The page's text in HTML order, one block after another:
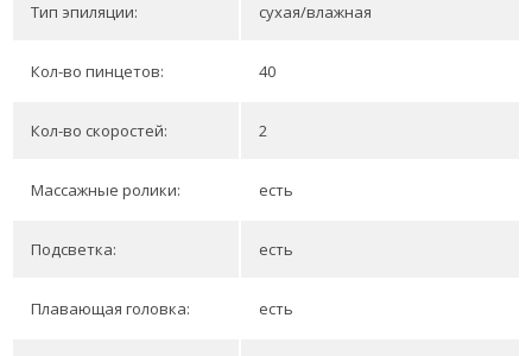
Тип эпиляции: сухая/влажная
Кол-во пинцетов: 40
Кол-во скоростей: 2
Массажные ролики: есть
Подсветка: есть
Плавающая головка: есть